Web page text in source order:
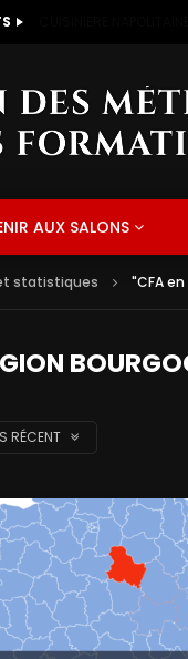
AUX SALONS
statistiques "CFA
RÉCENT